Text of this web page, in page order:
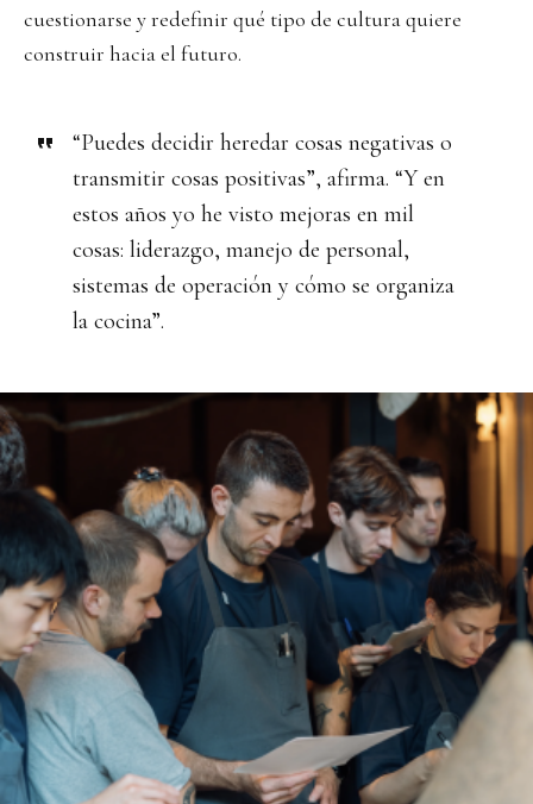
cuestionarse y redefinir qué tipo de cultura quiere
construir hacia el futuro.
“Puedes decidir heredar cosas negativas o
transmitir cosas positivas”, afirma. “Y en
estos años yo he visto mejoras en mil
cosas: liderazgo, manejo de personal,
sistemas de operación y cómo se organiza
la cocina”.